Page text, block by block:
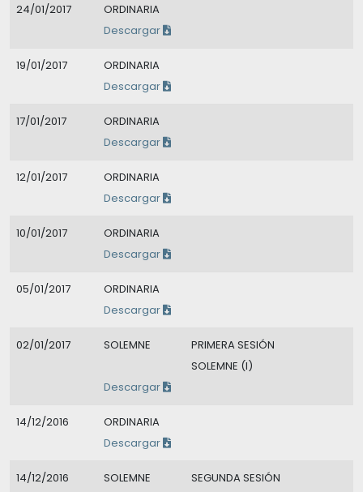
24/01/2017
ORDINARIA
Descargar
19/01/2017
ORDINARIA
Descargar
17/01/2017
ORDINARIA
Descargar
12/01/2017
ORDINARIA
Descargar
10/01/2017
ORDINARIA
Descargar
05/01/2017
ORDINARIA
Descargar
02/01/2017 SOLEMNE
PRIMERA SESIÓN
SOLEMNE (I)
Descargar
14/12/2016
ORDINARIA
Descargar
14/12/2016 SOLEMNE
SEGUNDA SESIÓN